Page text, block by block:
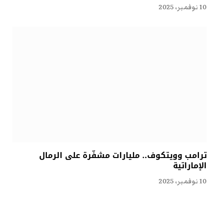
10 نوفمبر، 2025
ترامب وويتكوف.. مليارات مشفّرة على الرمال
الإماراتية
10 نوفمبر، 2025